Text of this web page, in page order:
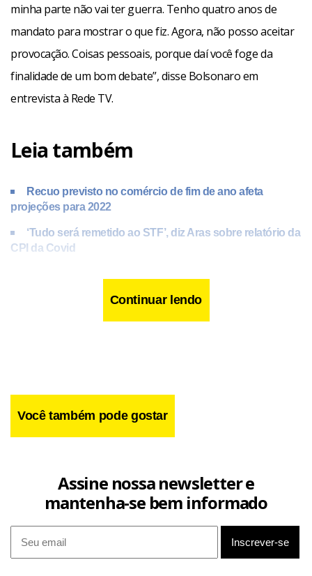
minha parte não vai ter guerra. Tenho quatro anos de
mandato para mostrar o que fiz. Agora, não posso aceitar
provocação. Coisas pessoais, porque daí você foge da
finalidade de um bom debate”, disse Bolsonaro em
entrevista à Rede TV.
Leia também
Recuo previsto no comércio de fim de ano afeta
projeções para 2022
‘Tudo será remetido ao STF’, diz Aras sobre relatório da
CPI da Covid
seguiram.
Continuar lendo
Você também pode gostar
Assine nossa newsletter e
mantenha-se bem informado